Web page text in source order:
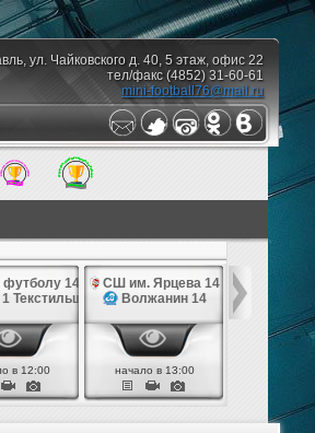
ул. Чайковского д. 40, 5 этаж, офис 22
тел/факс (4852) 31-60-61
mini-football76@mail.ru
14
Текстильщик 14
в 12:00
СШ им. Ярцева 14
Волжанин 14
начало в 13:00